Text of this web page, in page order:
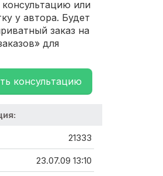
или
у автора. Будет
заказ на
для
консультацию
21333
23.07.09 13:10